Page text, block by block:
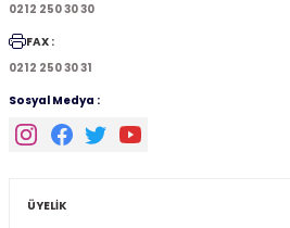
0212 250 30 30
FAX :
0212 250 30 31
Sosyal Medya :
ÜYELİK